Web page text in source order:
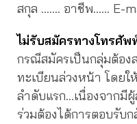
สกุล ……. อาชีพ…… E-
ไม่รับสมัครทางโทรศัพ
กรณีสมัครเป็นกลุ่มต้อง
ทะเบียนล่วงหน้า โดย
ลำดับแรก…เนื่องจากมี
ร่วมต้องได้การตอบรับ